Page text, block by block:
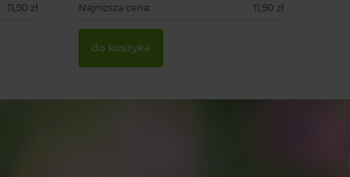
11,90 zł Najniższa cena: 11,90 zł
do koszyka